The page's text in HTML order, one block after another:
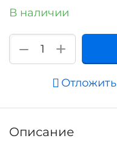
В наличии
+
−
Отложить
Описание